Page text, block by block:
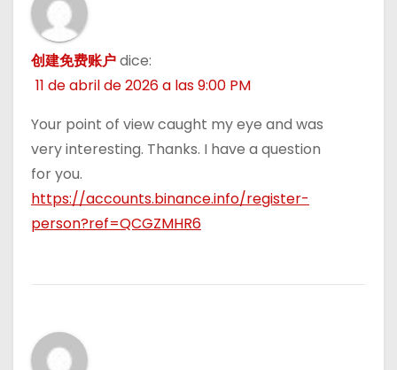
创建免费账户dice:
11 de abril de 2026 a las 9:00 PM
Your point of view caught my eye and was
very interesting. Thanks. I have a question
for you.
https://accounts.binance.info/register-
person?ref=QCGZMHR6